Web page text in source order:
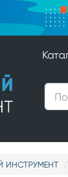
ИНСТРУМЕНТ